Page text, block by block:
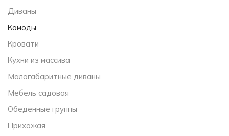
Диваны
Комоды
Кровати
Кухни из массива
Малогабаритные диваны
Мебель садовая
Обеденные группы
Прихожая